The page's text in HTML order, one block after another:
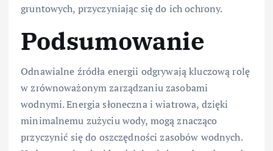
gruntowych, przyczyniając się do ich ochrony.
Podsumowanie
Odnawialne źródła energii odgrywają kluczową rolę
w zrównoważonym zarządzaniu zasobami
wodnymi. Energia słoneczna i wiatrowa, dzięki
minimalnemu zużyciu wody, mogą znacząco
przyczynić się do oszczędności zasobów wodnych.